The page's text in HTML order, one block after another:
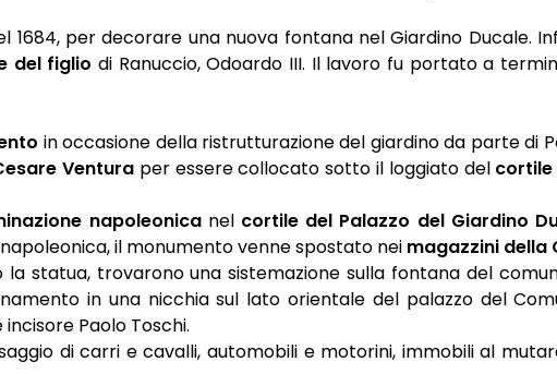
1684, per decorare una nuova fontana nel Giardino Ducale.
del figlio di Ranuccio, Odoardo III. Il lavoro fu portato a
in occasione della ristrutturazione del giardino da parte di
Ventura per essere collocato sotto il loggiato del cortile
napoleonicanel cortile del Palazzo del Giardino
il monumento venne spostato nei magazzini della
statua, trovarono una sistemazione sulla fontana del
in una nicchia sul lato orientale del palazzo del
Paolo Toschi.
di carri e cavalli, automobili e motorini, immobili al